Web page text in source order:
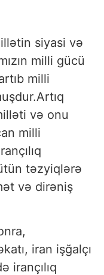
siyasi və
milli gücü
milli
və onu
milli
təzyiqlərə
və dirəniş
iran işğalçı
irançılıq